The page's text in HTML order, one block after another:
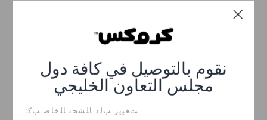
نقوم بالتوصيل في كافة دول
مجلس التعاون الخليجي
ﺖﻐﻴﻳﺭ ﺐﻟﺩ ﺎﻠﺸﺤﻧ ﺎﻠﺧﺎﺻ ﺐﻛ: